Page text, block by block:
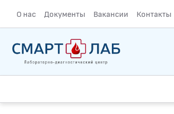
О нас Документы Вакансии Контакты